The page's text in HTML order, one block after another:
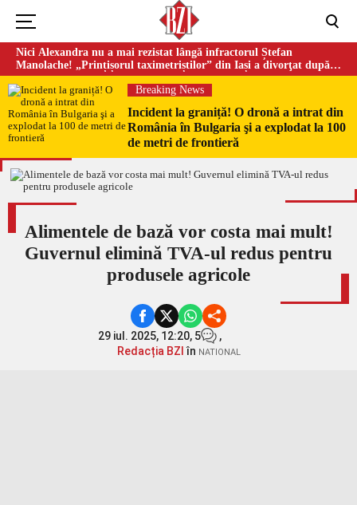
Nici Alexandra nu a mai rezistat lângă infractorul Ștefan
Manolache! „Prințișorul taximetriștilor” din Iași a divorţat după
doi ani de căsnicie
Breaking News
Incident la graniță! O dronă a intrat din
România în Bulgaria şi a explodat la 100
de metri de frontieră
Alimentele de bază vor costa mai mult!
Guvernul elimină TVA-ul redus pentru
produsele agricole
29 iul. 2025, 12:20, 5
,
Redacția BZI în NATIONAL